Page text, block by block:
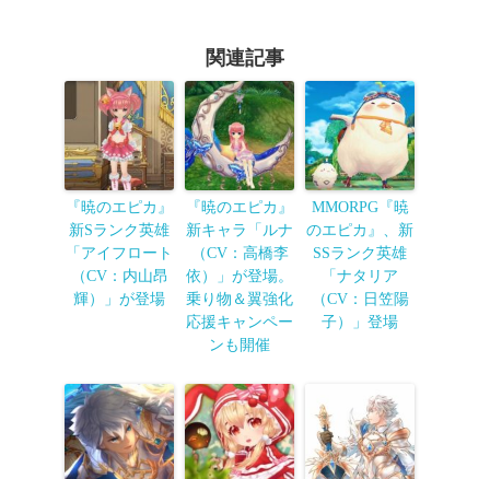
関連記事
『暁のエピカ』
新Sランク英雄
「アイフロート
（CV：内山昂
輝）」が登場
『暁のエピカ』
新キャラ「ルナ
（CV：高橋李
依）」が登場。
乗り物＆翼強化
応援キャンペー
ンも開催
MMORPG『暁
のエピカ』、新
SSランク英雄
「ナタリア
（CV：日笠陽
子）」登場